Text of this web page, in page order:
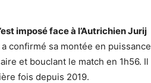
imposé face à l’Autrichien Jurij
confirmé sa montée en puissance
et bouclant le match en 1h56. Il
fois depuis 2019.